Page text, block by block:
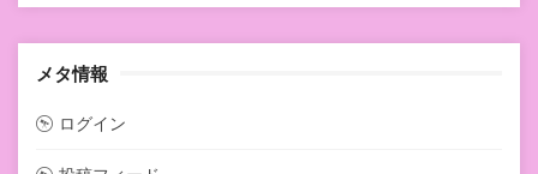
メタ情報
ログイン